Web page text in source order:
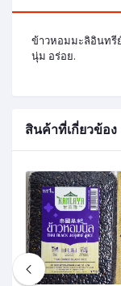
ข้าวหอมมะลิอินทรี
นุ่ม อร่อย.
สินค้าที่เกี่ยวข้อง